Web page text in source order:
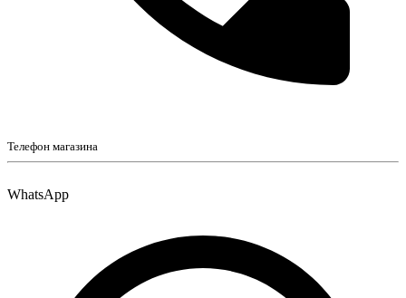
Телефон магазина
WhatsApp